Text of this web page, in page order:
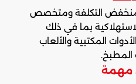
منخفض التكلفة ومتخصص
بما في ذلك
المكتبية والألعاب
المطبخ.
مهمة